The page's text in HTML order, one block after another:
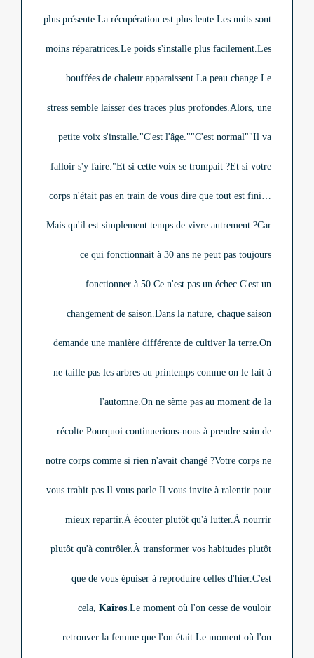
plus présente.La récupération est plus lente.Les nuits sont
moins réparatrices.Le poids s'installe plus facilement.Les
bouffées de chaleur apparaissent.La peau change.Le
stress semble laisser des traces plus profondes.Alors, une
petite voix s'installe."C'est l'âge.""C'est normal""Il va
falloir s'y faire."Et si cette voix se trompait ?Et si votre
corps n'était pas en train de vous dire que tout est fini…
Mais qu'il est simplement temps de vivre autrement ?Car
ce qui fonctionnait à 30 ans ne peut pas toujours
fonctionner à 50.Ce n'est pas un échec.C'est un
changement de saison.Dans la nature, chaque saison
demande une manière différente de cultiver la terre.On
ne taille pas les arbres au printemps comme on le fait à
l'automne.On ne sème pas au moment de la
récolte.Pourquoi continuerions-nous à prendre soin de
notre corps comme si rien n'avait changé ?Votre corps ne
vous trahit pas.Il vous parle.Il vous invite à ralentir pour
mieux repartir.À écouter plutôt qu'à lutter.À nourrir
plutôt qu'à contrôler.À transformer vos habitudes plutôt
que de vous épuiser à reproduire celles d'hier.C'est
cela, Kairos.Le moment où l'on cesse de vouloir
retrouver la femme que l'on était.Le moment où l'on